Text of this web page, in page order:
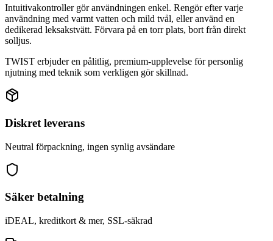
Intuitivakontroller gör användningen enkel. Rengör efter varje
användning med varmt vatten och mild tvål, eller använd en
dedikerad leksakstvätt. Förvara på en torr plats, bort från direkt
solljus.
TWIST erbjuder en pålitlig, premium-upplevelse för personlig
njutning med teknik som verkligen gör skillnad.
Diskret leverans
Neutral förpackning, ingen synlig avsändare
Säker betalning
iDEAL, kreditkort & mer, SSL-säkrad